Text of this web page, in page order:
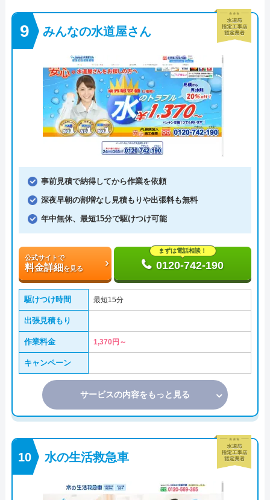
みんなの水道屋さん
事前見積で納得してから作業を依頼
深夜早朝の割増なし見積もりや出張料も無料
年中無休、最短15分で駆けつけ可能
公式サイトで
料金詳細を見る
まずは電話相談！
0120-742-190
駆けつけ時間 最短15分
出張見積もり
作業料金 1,370円～
キャンペーン
サービスの内容をもっと見る
水の生活救急車